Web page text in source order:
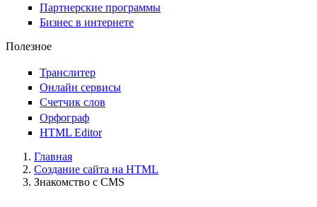
Партнерские программы
Бизнес в интернете
Полезное
Транслитер
Онлайн сервисы
Счетчик слов
Орфограф
HTML Editor
Главная
Создание сайта на HTML
Знакомство с CMS